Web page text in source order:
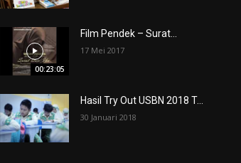
00:23:05
Film Pendek – Surat...
17 Mei 2017
Hasil Try Out USBN 2018 T...
30 Januari 2018